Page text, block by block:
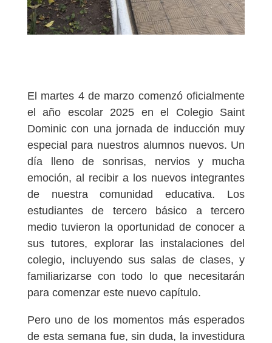
El martes 4 de marzo comenzó oficialmente
el año escolar 2025 en el Colegio Saint
Dominic con una jornada de inducción muy
especial para nuestros alumnos nuevos. Un
día lleno de sonrisas, nervios y mucha
emoción, al recibir a los nuevos integrantes
de nuestra comunidad educativa. Los
estudiantes de tercero básico a tercero
medio tuvieron la oportunidad de conocer a
sus tutores, explorar las instalaciones del
colegio, incluyendo sus salas de clases, y
familiarizarse con todo lo que necesitarán
para comenzar este nuevo capítulo.
Pero uno de los momentos más esperados
de esta semana fue, sin duda, la investidura